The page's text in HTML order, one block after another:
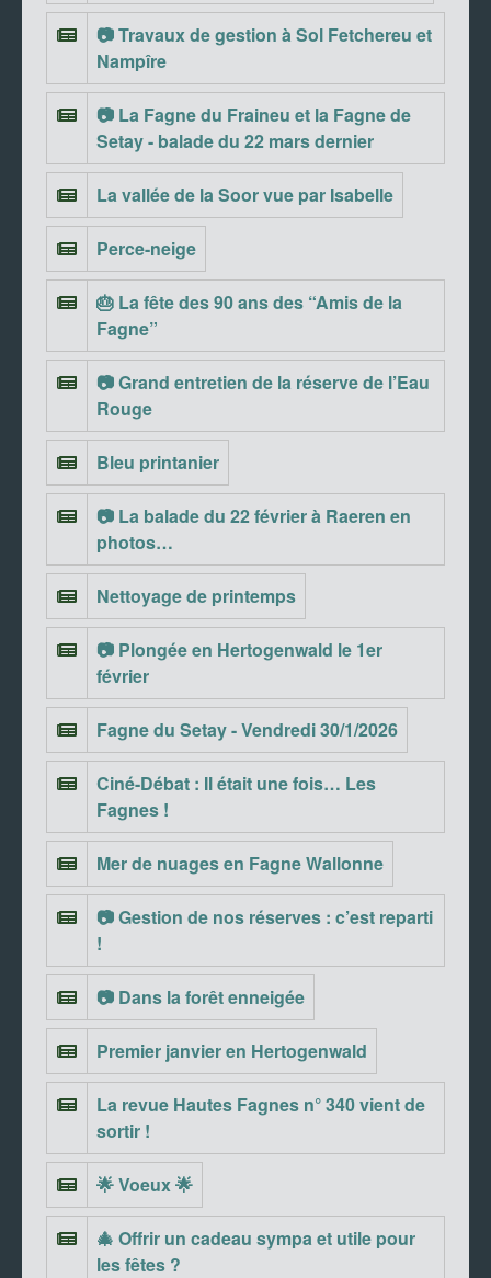
📷 Travaux de gestion à Sol Fetchereu et
Nampîre
📷 La Fagne du Fraineu et la Fagne de
Setay - balade du 22 mars dernier
La vallée de la Soor vue par Isabelle
Perce-neige
🎂 La fête des 90 ans des “Amis de la
Fagne”
📷 Grand entretien de la réserve de l’Eau
Rouge
Bleu printanier
📷 La balade du 22 février à Raeren en
photos…
Nettoyage de printemps
📷 Plongée en Hertogenwald le 1er
février
Fagne du Setay - Vendredi 30/1/2026
Ciné-Débat : Il était une fois… Les
Fagnes !
Mer de nuages en Fagne Wallonne
📷 Gestion de nos réserves : c’est reparti
!
📷 Dans la forêt enneigée
Premier janvier en Hertogenwald
La revue Hautes Fagnes n° 340 vient de
sortir !
🌟 Voeux 🌟
🎄 Offrir un cadeau sympa et utile pour
les fêtes ?